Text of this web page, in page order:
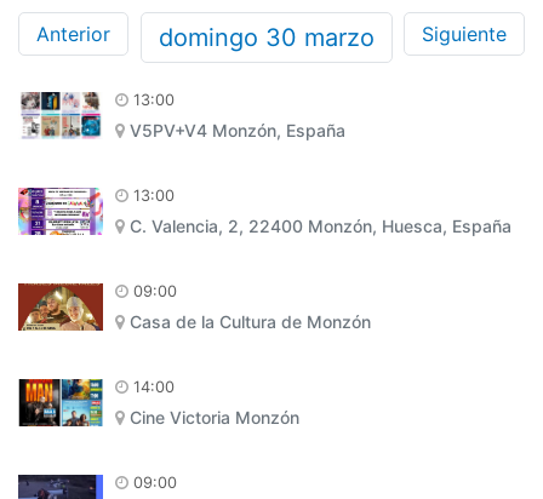
Anterior domingo 30 marzo Siguiente
13:00
V5PV+V4 Monzón, España
13:00
C. Valencia, 2, 22400 Monzón, Huesca, España
09:00
Casa de la Cultura de Monzón
14:00
Cine Victoria Monzón
09:00